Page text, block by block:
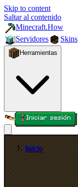
Skip to content
Saltar al contenido
Minecraft.How
Servidores
Skins
Herramientas
Iniciar sesión
Inicio